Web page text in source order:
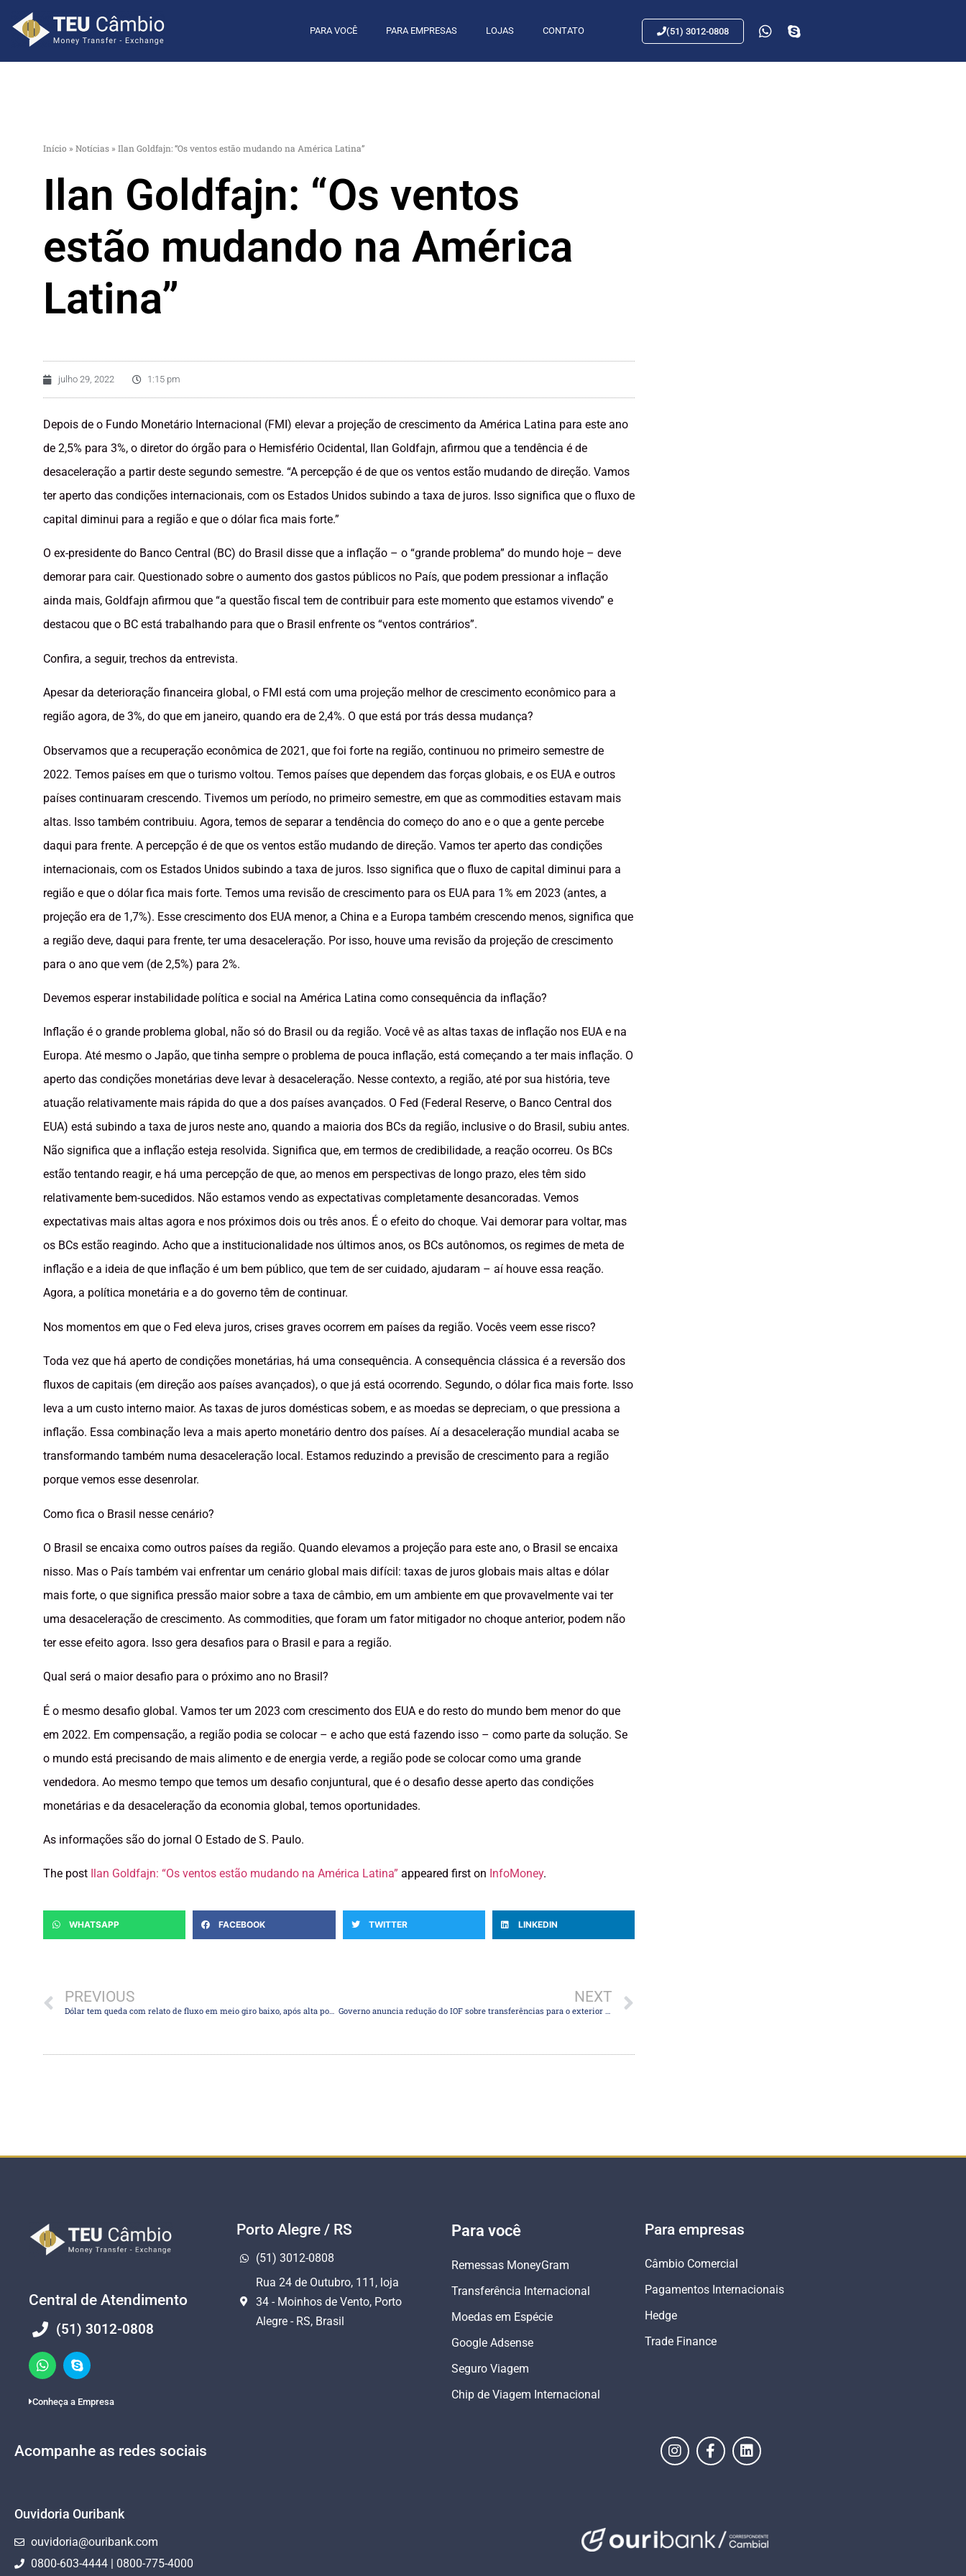
PARA VOCÊ PARA EMPRESAS LOJAS CONTATO (51) 3012-0808
Início » Notícias » Ilan Goldfajn: “Os ventos estão mudando na América Latina”
Ilan Goldfajn: “Os ventos
estão mudando na América
Latina”
julho 29, 2022 1:15 pm
Depois de o Fundo Monetário Internacional (FMI) elevar a projeção de crescimento da América Latina para este ano
de 2,5% para 3%, o diretor do órgão para o Hemisfério Ocidental, Ilan Goldfajn, afirmou que a tendência é de
desaceleração a partir deste segundo semestre. “A percepção é de que os ventos estão mudando de direção. Vamos
ter aperto das condições internacionais, com os Estados Unidos subindo a taxa de juros. Isso significa que o fluxo de
capital diminui para a região e que o dólar fica mais forte.”
O ex-presidente do Banco Central (BC) do Brasil disse que a inflação – o “grande problema” do mundo hoje – deve
demorar para cair. Questionado sobre o aumento dos gastos públicos no País, que podem pressionar a inflação
ainda mais, Goldfajn afirmou que “a questão fiscal tem de contribuir para este momento que estamos vivendo” e
destacou que o BC está trabalhando para que o Brasil enfrente os “ventos contrários”.
Confira, a seguir, trechos da entrevista.
Apesar da deterioração financeira global, o FMI está com uma projeção melhor de crescimento econômico para a
região agora, de 3%, do que em janeiro, quando era de 2,4%. O que está por trás dessa mudança?
Observamos que a recuperação econômica de 2021, que foi forte na região, continuou no primeiro semestre de
2022. Temos países em que o turismo voltou. Temos países que dependem das forças globais, e os EUA e outros
países continuaram crescendo. Tivemos um período, no primeiro semestre, em que as commodities estavam mais
altas. Isso também contribuiu. Agora, temos de separar a tendência do começo do ano e o que a gente percebe
daqui para frente. A percepção é de que os ventos estão mudando de direção. Vamos ter aperto das condições
internacionais, com os Estados Unidos subindo a taxa de juros. Isso significa que o fluxo de capital diminui para a
região e que o dólar fica mais forte. Temos uma revisão de crescimento para os EUA para 1% em 2023 (antes, a
projeção era de 1,7%). Esse crescimento dos EUA menor, a China e a Europa também crescendo menos, significa que
a região deve, daqui para frente, ter uma desaceleração. Por isso, houve uma revisão da projeção de crescimento
para o ano que vem (de 2,5%) para 2%.
Devemos esperar instabilidade política e social na América Latina como consequência da inflação?
Inflação é o grande problema global, não só do Brasil ou da região. Você vê as altas taxas de inflação nos EUA e na
Europa. Até mesmo o Japão, que tinha sempre o problema de pouca inflação, está começando a ter mais inflação. O
aperto das condições monetárias deve levar à desaceleração. Nesse contexto, a região, até por sua história, teve
atuação relativamente mais rápida do que a dos países avançados. O Fed (Federal Reserve, o Banco Central dos
EUA) está subindo a taxa de juros neste ano, quando a maioria dos BCs da região, inclusive o do Brasil, subiu antes.
Não significa que a inflação esteja resolvida. Significa que, em termos de credibilidade, a reação ocorreu. Os BCs
estão tentando reagir, e há uma percepção de que, ao menos em perspectivas de longo prazo, eles têm sido
relativamente bem-sucedidos. Não estamos vendo as expectativas completamente desancoradas. Vemos
expectativas mais altas agora e nos próximos dois ou três anos. É o efeito do choque. Vai demorar para voltar, mas
os BCs estão reagindo. Acho que a institucionalidade nos últimos anos, os BCs autônomos, os regimes de meta de
inflação e a ideia de que inflação é um bem público, que tem de ser cuidado, ajudaram – aí houve essa reação.
Agora, a política monetária e a do governo têm de continuar.
Nos momentos em que o Fed eleva juros, crises graves ocorrem em países da região. Vocês veem esse risco?
Toda vez que há aperto de condições monetárias, há uma consequência. A consequência clássica é a reversão dos
fluxos de capitais (em direção aos países avançados), o que já está ocorrendo. Segundo, o dólar fica mais forte. Isso
leva a um custo interno maior. As taxas de juros domésticas sobem, e as moedas se depreciam, o que pressiona a
inflação. Essa combinação leva a mais aperto monetário dentro dos países. Aí a desaceleração mundial acaba se
transformando também numa desaceleração local. Estamos reduzindo a previsão de crescimento para a região
porque vemos esse desenrolar.
Como fica o Brasil nesse cenário?
O Brasil se encaixa como outros países da região. Quando elevamos a projeção para este ano, o Brasil se encaixa
nisso. Mas o País também vai enfrentar um cenário global mais difícil: taxas de juros globais mais altas e dólar
mais forte, o que significa pressão maior sobre a taxa de câmbio, em um ambiente em que provavelmente vai ter
uma desaceleração de crescimento. As commodities, que foram um fator mitigador no choque anterior, podem não
ter esse efeito agora. Isso gera desafios para o Brasil e para a região.
Qual será o maior desafio para o próximo ano no Brasil?
É o mesmo desafio global. Vamos ter um 2023 com crescimento dos EUA e do resto do mundo bem menor do que
em 2022. Em compensação, a região podia se colocar – e acho que está fazendo isso – como parte da solução. Se
o mundo está precisando de mais alimento e de energia verde, a região pode se colocar como uma grande
vendedora. Ao mesmo tempo que temos um desafio conjuntural, que é o desafio desse aperto das condições
monetárias e da desaceleração da economia global, temos oportunidades.
As informações são do jornal O Estado de S. Paulo.
The post Ilan Goldfajn: “Os ventos estão mudando na América Latina” appeared first on InfoMoney.
WHATSAPP FACEBOOK TWITTER LINKEDIN
PREVIOUS NEXT
Central de Atendimento
(51) 3012-0808
Conheça a Empresa
Porto Alegre / RS
(51) 3012-0808
Rua 24 de Outubro, 111, loja
34 - Moinhos de Vento, Porto
Alegre - RS, Brasil
Para você
Remessas MoneyGram
Transferência Internacional
Moedas em Espécie
Google Adsense
Seguro Viagem
Chip de Viagem Internacional
Para empresas
Câmbio Comercial
Pagamentos Internacionais
Hedge
Trade Finance
Acompanhe as redes sociais
Ouvidoria Ouribank
ouvidoria@ouribank.com
0800-603-4444 | 0800-775-4000